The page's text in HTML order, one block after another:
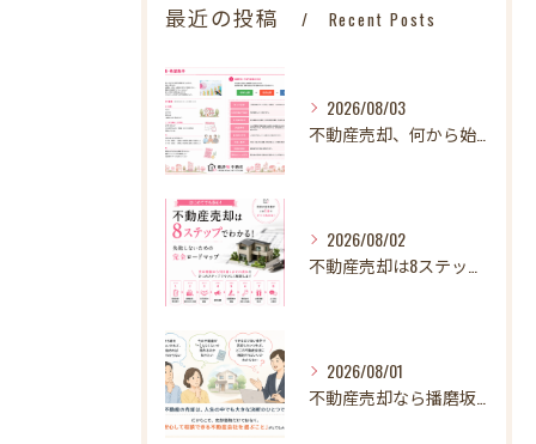
最近の投稿 Recent Posts
2026/08/03
2026/08/02
2026/08/01